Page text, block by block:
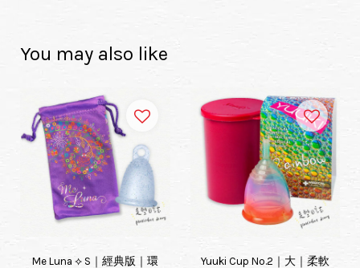
You may also like
Me Luna ⟡ S｜經典版｜環
Yuuki Cup No.2｜大｜柔軟